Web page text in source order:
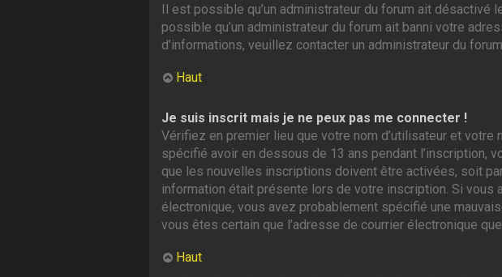
Il est possible qu’un administrateur du forum ait désactivé
possible qu’un administrateur du forum ait banni votre
d’informations, veuillez contacter un administrateur du
Haut
Je suis inscrit mais je ne peux pas me connecter !
Vérifiez en premier lieu que votre nom d’utilisateur et
spécifié avoir en dessous de 13 ans pendant l’inscription,
que les nouvelles inscriptions doivent être activées, soit
information était présente lors de votre inscription. Si
électronique, vous avez probablement spécifié une
vous êtes certain que l’adresse de courrier électronique
Haut